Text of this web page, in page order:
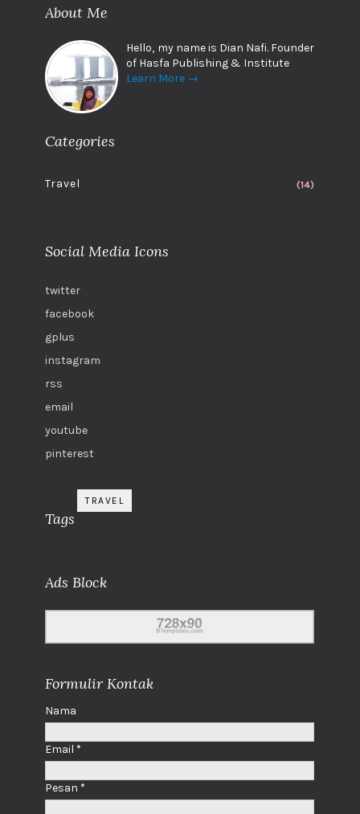
About Me
Hello, my name is Dian Nafi. Founder
of Hasfa Publishing & Institute
Learn More →
Categories
Travel (14)
Social Media Icons
twitter
facebook
gplus
instagram
rss
email
youtube
pinterest
Tags
TRAVEL
Ads Block
Formulir Kontak
Nama
Email *
Pesan *